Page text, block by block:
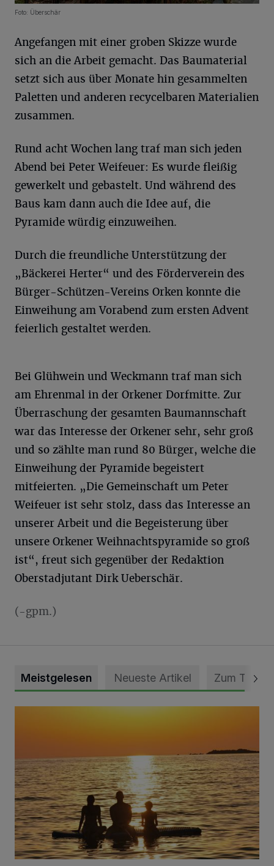
Foto: Überschär
Angefangen mit einer groben Skizze wurde
sich an die Arbeit gemacht. Das Baumaterial
setzt sich aus über Monate hin gesammelten
Paletten und anderen recycelbaren Materialien
zusammen.
Rund acht Wochen lang traf man sich jeden
Abend bei Peter Weifeuer: Es wurde fleißig
gewerkelt und gebastelt. Und während des
Baus kam dann auch die Idee auf, die
Pyramide würdig einzuweihen.
Durch die freundliche Unterstützung der
„Bäckerei Herter“ und des Förderverein des
Bürger-Schützen-Vereins Orken konnte die
Einweihung am Vorabend zum ersten Advent
feierlich gestaltet werden.
Bei Glühwein und Weckmann traf man sich
am Ehrenmal in der Orkener Dorfmitte. Zur
Überraschung der gesamten Baumannschaft
war das Interesse der Orkener sehr, sehr groß
und so zählte man rund 80 Bürger, welche die
Einweihung der Pyramide begeistert
mitfeierten. „Die Gemeinschaft um Peter
Weifeuer ist sehr stolz, dass das Interesse an
unserer Arbeit und die Begeisterung über
unsere Orkener Weihnachtspyramide so groß
ist“, freut sich gegenüber der Redaktion
Oberstadjutant Dirk Ueberschär.
(-gpm.)
Meistgelesen Neueste Artikel Zum Thema
Die schönsten Sommermomente gesucht